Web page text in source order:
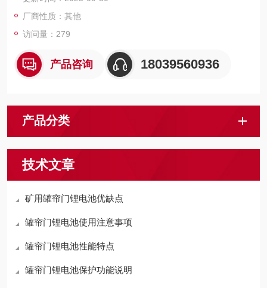
厂商性质：其他
访问量：279
产品咨询 18039560936
产品分类
技术文章
矿用罐帘门锂电池优缺点
罐帘门锂电池使用注意事项
罐帘门锂电池性能特点
罐帘门锂电池保护功能说明